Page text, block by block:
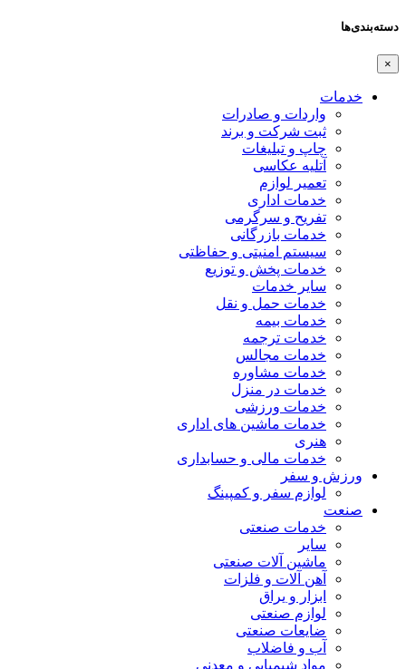
دسته‌بندی‌ها
×
خدمات
واردات و صادرات
ثبت شرکت و برند
چاپ و تبلیغات
آتلیه عکاسی
تعمیر لوازم
خدمات اداری
تفریح و سرگرمی
خدمات بازرگانی
سیستم امنیتی و حفاظتی
خدمات پخش و توزیع
سایر خدمات
خدمات حمل و نقل
خدمات بیمه
خدمات ترجمه
خدمات مجالس
خدمات مشاوره
خدمات در منزل
خدمات ورزشی
خدمات ماشین های اداری
هنری
خدمات مالی و حسابداری
ورزش و سفر
لوازم سفر و کمپینگ
صنعت
خدمات صنعتی
سایر
ماشین آلات صنعتی
آهن آلات و فلزات
ابزار و یراق
لوازم صنعتی
ضایعات صنعتی
آب و فاضلاب
مواد شیمیایی و معدنی